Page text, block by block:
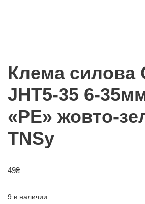
Клема силова
JHT5-35 6-
«PE» жовто-
TNSy
49₴
9 в наличии